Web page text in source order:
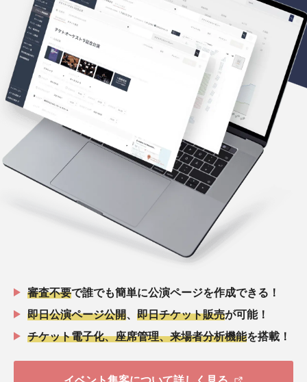
審査不要で誰でも簡単に公演ページを作成できる！
即日公演ページ公開
即日チケット販売が可能！
チケット電子化、座席管理、来場者分析機能を搭載！
イベント集客について詳しく見る